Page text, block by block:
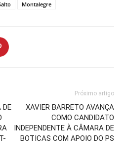
Montalegre
DE
Próximo artigo
XAVIER BARRETO AVANÇA
COMO CANDIDATO
INDEPENDENTE À CÂMARA DE
BOTICAS COM APOIO DO PS